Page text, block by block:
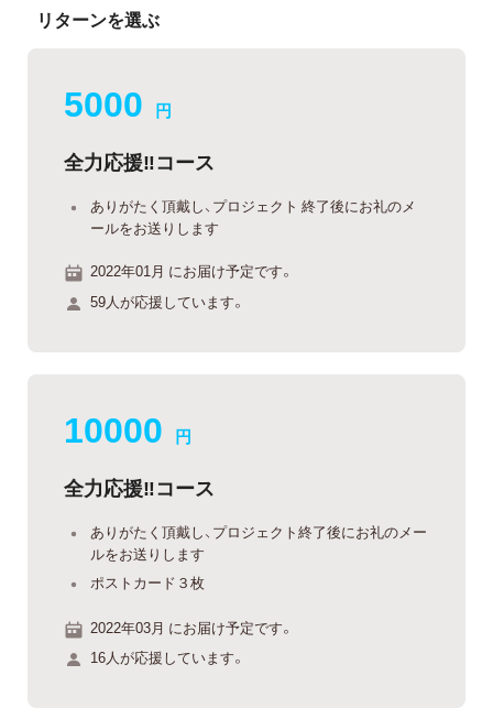
リターンを選ぶ
5000 円
全力応援‼︎コース
ありがたく頂戴し、プロジェクト 終了後にお礼のメ
ールをお送りします
2022年01月 にお届け予定です。
59人が応援しています。
10000 円
全力応援‼︎コース
ありがたく頂戴し、プロジェクト終了後にお礼のメー
ルをお送りします
ポストカード３枚
2022年03月 にお届け予定です。
16人が応援しています。